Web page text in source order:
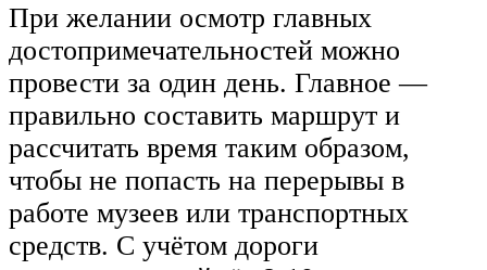
При желании осмотр главных
достопримечательностей можно
провести за один день. Главное —
правильно составить маршрут и
рассчитать время таким образом,
чтобы не попасть на перерывы в
работе музеев или транспортных
средств. С учётом дороги